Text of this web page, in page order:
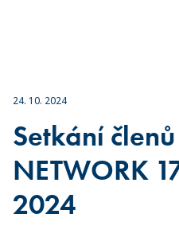
24. 10. 2024
Setkání
NETWORK
2024